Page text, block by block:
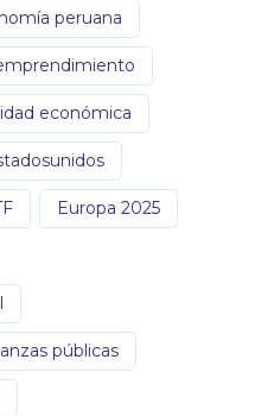
peruana
económica
Europa 2025
públicas